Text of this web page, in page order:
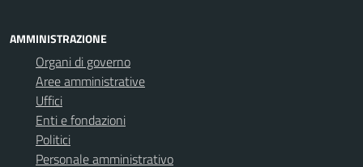
AMMINISTRAZIONE
Organi di governo
Aree amministrative
Uffici
Enti e fondazioni
Politici
Personale amministrativo